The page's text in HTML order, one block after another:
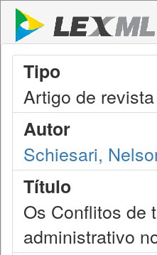
Tipo
Artigo de revista
Autor
Schiesari,
Título
Os Conflitos de
administrativo